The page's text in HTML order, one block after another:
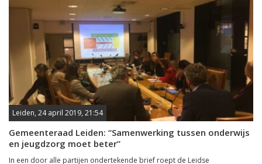
Leiden, 24 april 2019, 21:54
Gemeenteraad Leiden: “Samenwerking tussen onderwijs
en jeugdzorg moet beter”
In een door alle partijen ondertekende brief roept de Leidse